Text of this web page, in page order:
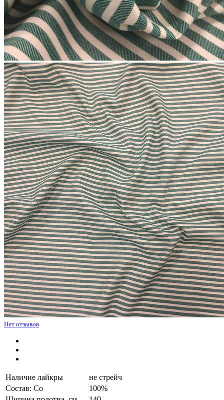
Нет отзывов
Наличие лайкры
не стрейч
Состав: Co
100%